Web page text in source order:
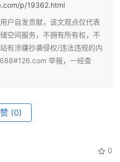
p/19362.html
户自发贡献，该文观点仅代表
空间服务，不拥有所有权，不
有涉嫌抄袭侵权/违法违规的内
举报，一经查
赞 (0)
0